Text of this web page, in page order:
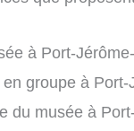
à Port-
groupe à
du musée à